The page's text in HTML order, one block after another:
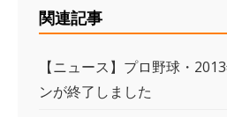
関連記事
【ニュース】プロ野球・
ンが終了しました